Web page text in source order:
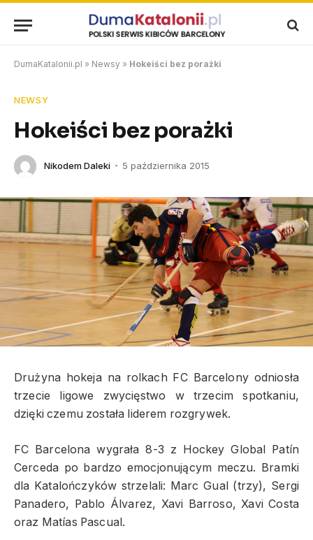
DumaKatalonii.pl » Newsy » Hokeiści bez porażki
NEWSY
Hokeiści bez porażki
Nikodem Daleki 5 października 2015
Drużyna hokeja na rolkach FC Barcelony odniosła
trzecie ligowe zwycięstwo w trzecim spotkaniu,
dzięki czemu została liderem rozgrywek.
FC Barcelona wygrała 8-3 z Hockey Global Patín
Cerceda po bardzo emocjonującym meczu. Bramki
dla Katalończyków strzelali: Marc Gual (trzy), Sergi
Panadero, Pablo Álvarez, Xavi Barroso, Xavi Costa
oraz Matías Pascual.